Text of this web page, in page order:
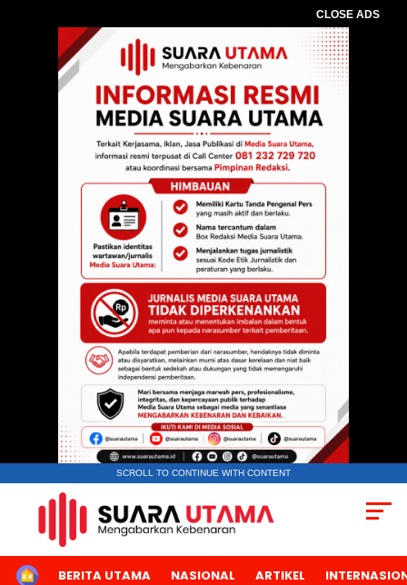
CLOSE ADS
SCROLL TO CONTINUE WITH CONTENT
HOMEBERITA UTAMA NASIONAL ARTIKEL